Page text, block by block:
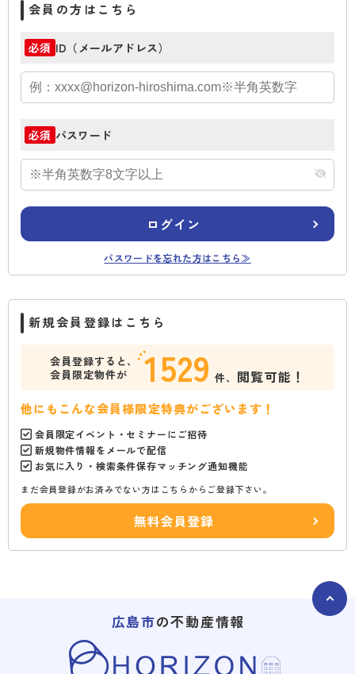
会員の方はこちら
必須 ID（メールアドレス）
必須 パスワード
ログイン
パスワードを忘れた方はこちら≫
新規会員登録はこちら
会員登録すると、
会員限定物件が
1529 件、 閲覧可能！
他にもこんな会員様限定特典がございます！
会員限定イベント・セミナーにご招待
新規物件情報をメールで配信
お気に入り・検索条件保存マッチング通知機能
まだ会員登録がお済みでない方はこちらからご登録下さい。
無料会員登録
広島市の不動産情報